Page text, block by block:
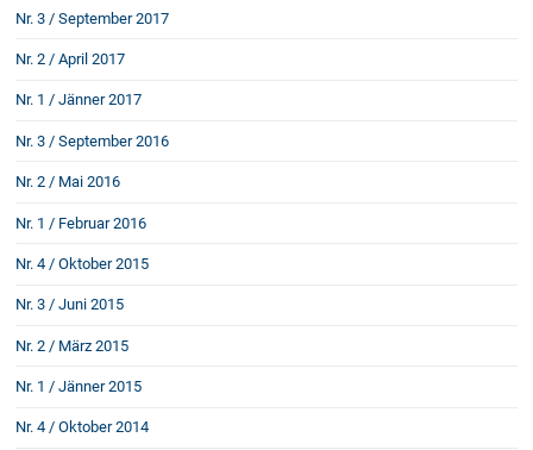
Paragraphen & Mehr
Medien
Vorarlberg Online
Familie
Wichtige Vertragsklauseln bei Kauf-
und Übergabeverträgen
Check dein Recht/Erbrecht
Schenkung von Immobilien
Nr. 3 / September 2017
Nr. 2 / April 2017
Nr. 1 / Jänner 2017
Nr. 3 / September 2016
Nr. 2 / Mai 2016
Nr. 1 / Februar 2016
Nr. 4 / Oktober 2015
Nr. 3 / Juni 2015
Nr. 2 / März 2015
Nr. 1 / Jänner 2015
Nr. 4 / Oktober 2014